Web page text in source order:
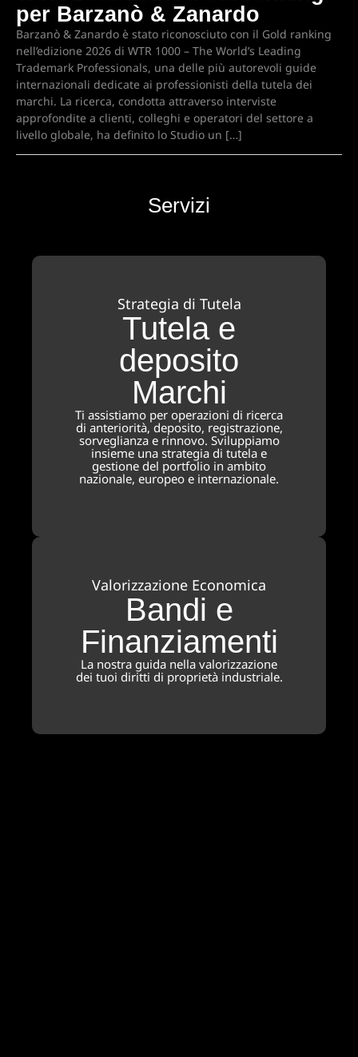
per Barzanò & Zanardo
Barzanò & Zanardo è stato riconosciuto con il Gold ranking
nell’edizione 2026 di WTR 1000 – The World’s Leading
Trademark Professionals, una delle più autorevoli guide
internazionali dedicate ai professionisti della tutela dei
marchi. La ricerca, condotta attraverso interviste
approfondite a clienti, colleghi e operatori del settore a
livello globale, ha definito lo Studio un […]
Servizi
Strategia di Tutela
Tutela e
deposito
Marchi
Ti assistiamo per operazioni di ricerca
di anteriorità, deposito, registrazione,
sorveglianza e rinnovo. Sviluppiamo
insieme una strategia di tutela e
gestione del portfolio in ambito
nazionale, europeo e internazionale.
Valorizzazione Economica
Bandi e
Finanziamenti
La nostra guida nella valorizzazione
dei tuoi diritti di proprietà industriale.